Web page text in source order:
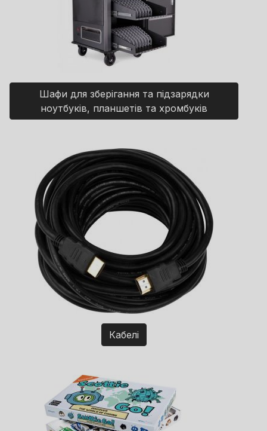
Шафи для зберігання та підзарядки
ноутбуків, планшетів та хромбуків
Кабелі